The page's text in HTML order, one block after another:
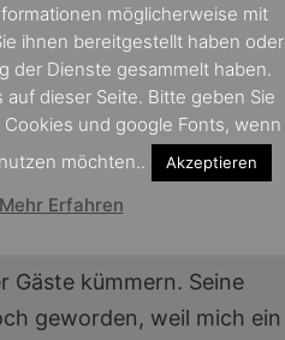
Atlantik an
Cruises wird er ein 3-
Gäste kümmern. Seine
geworden, weil mich ein
möglicherweise mit
ihnen bereitgestellt haben oder
der Dienste gesammelt haben.
dieser Seite. Bitte geben Sie
und google Fonts, wenn
möchten..
Akzeptieren
Mehr Erfahren